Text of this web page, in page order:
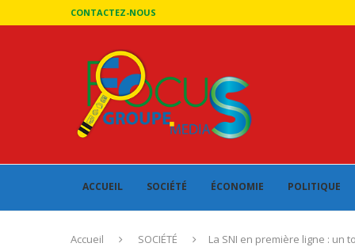
CONTACTEZ-NOUS
ACCUEIL SOCIÉTÉ ÉCONOMIE POLITIQUE
Accueil SOCIÉTÉ La SNI en première ligne : un